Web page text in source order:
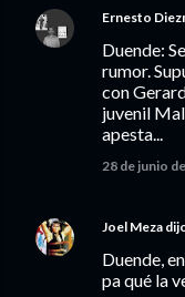
Ernesto
Duende:
rumor.
con
juvenil
apesta...
28 de junio
Joel Meza
Duende,
pa qué la